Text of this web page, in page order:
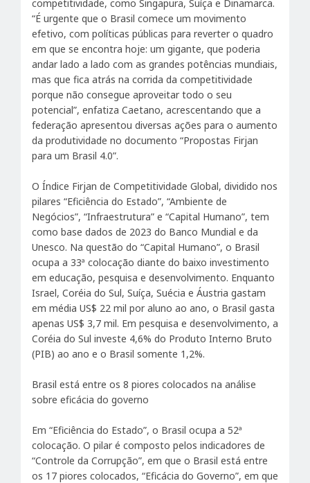
competitividade, como Singapura, Suíça e Dinamarca.
“É urgente que o Brasil comece um movimento
efetivo, com políticas públicas para reverter o quadro
em que se encontra hoje: um gigante, que poderia
andar lado a lado com as grandes potências mundiais,
mas que fica atrás na corrida da competitividade
porque não consegue aproveitar todo o seu
potencial”, enfatiza Caetano, acrescentando que a
federação apresentou diversas ações para o aumento
da produtividade no documento “Propostas Firjan
para um Brasil 4.0”.
O Índice Firjan de Competitividade Global, dividido nos
pilares “Eficiência do Estado”, “Ambiente de
Negócios”, “Infraestrutura” e “Capital Humano”, tem
como base dados de 2023 do Banco Mundial e da
Unesco. Na questão do “Capital Humano”, o Brasil
ocupa a 33ª colocação diante do baixo investimento
em educação, pesquisa e desenvolvimento. Enquanto
Israel, Coréia do Sul, Suíça, Suécia e Áustria gastam
em média US$ 22 mil por aluno ao ano, o Brasil gasta
apenas US$ 3,7 mil. Em pesquisa e desenvolvimento, a
Coréia do Sul investe 4,6% do Produto Interno Bruto
(PIB) ao ano e o Brasil somente 1,2%.
Brasil está entre os 8 piores colocados na análise
sobre eficácia do governo
Em “Eficiência do Estado”, o Brasil ocupa a 52ª
colocação. O pilar é composto pelos indicadores de
“Controle da Corrupção”, em que o Brasil está entre
os 17 piores colocados, “Eficácia do Governo”, em que